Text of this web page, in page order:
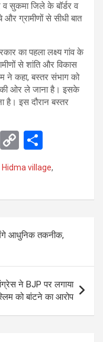
व सुकमा जिले के बॉर्डर व
और ग्रामीणों से सीधी बात
का पहला लक्ष्य गांव के
से शांति और विकास
ने कहा, बस्तर संभाग को
की ओर ले जाना है। इसके
है। इस दौरान बस्तर
G
m
C
Li
k
ar
e
Hidma village,
आधुनिक तकनीक,
ने BJP पर लगाया
को बांटने का आरोप